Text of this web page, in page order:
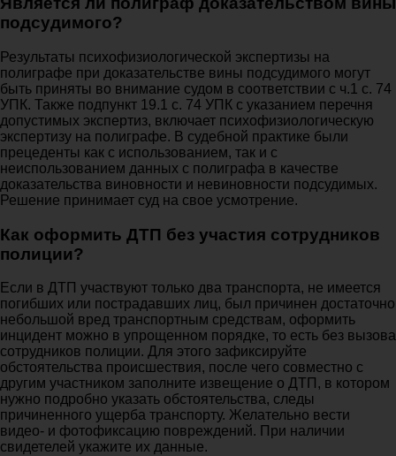
подсудимого?
Результаты психофизиологической экспертизы на
полиграфе при доказательстве вины подсудимого могут
быть приняты во внимание судом в соответствии с ч.1 с. 74
УПК. Также подпункт 19.1 с. 74 УПК с указанием перечня
допустимых экспертиз, включает психофизиологическую
экспертизу на полиграфе. В судебной практике были
прецеденты как с использованием, так и с
неиспользованием данных с полиграфа в качестве
доказательства виновности и невиновности подсудимых.
Решение принимает суд на свое усмотрение.
Как оформить ДТП без участия сотрудников
полиции?
Если в ДТП участвуют только два транспорта, не имеется
погибших или пострадавших лиц, был причинен достаточно
небольшой вред транспортным средствам, оформить
инцидент можно в упрощенном порядке, то есть без вызова
сотрудников полиции. Для этого зафиксируйте
обстоятельства происшествия, после чего совместно с
другим участником заполните извещение о ДТП, в котором
нужно подробно указать обстоятельства, следы
причиненного ущерба транспорту. Желательно вести
видео- и фотофиксацию повреждений. При наличии
свидетелей укажите их данные.